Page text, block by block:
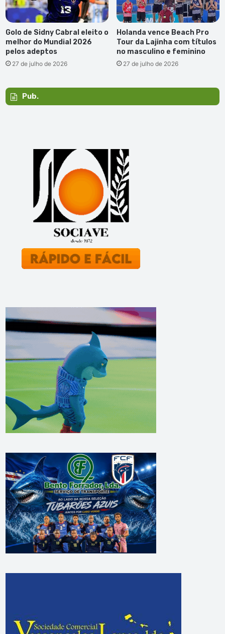
Golo de Sidny Cabral eleito o
melhor do Mundial 2026
pelos adeptos
27 de julho de 2026
Holanda vence Beach Pro
Tour da Lajinha com títulos
no masculino e feminino
27 de julho de 2026
Pub.